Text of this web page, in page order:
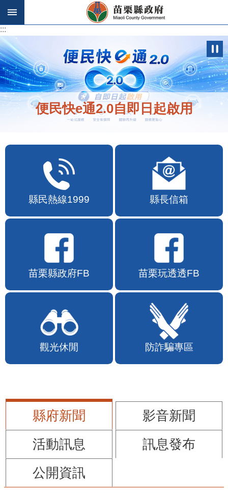
跳到主要內容區塊
:::
:::
便民快e通2.0自即日起啟用
縣民熱線1999 縣長信箱
苗栗縣政府FB 苗栗玩透透FB
觀光休閒 防詐騙專區
縣府新聞
影音新聞
活動訊息
訊息發布
公開資訊